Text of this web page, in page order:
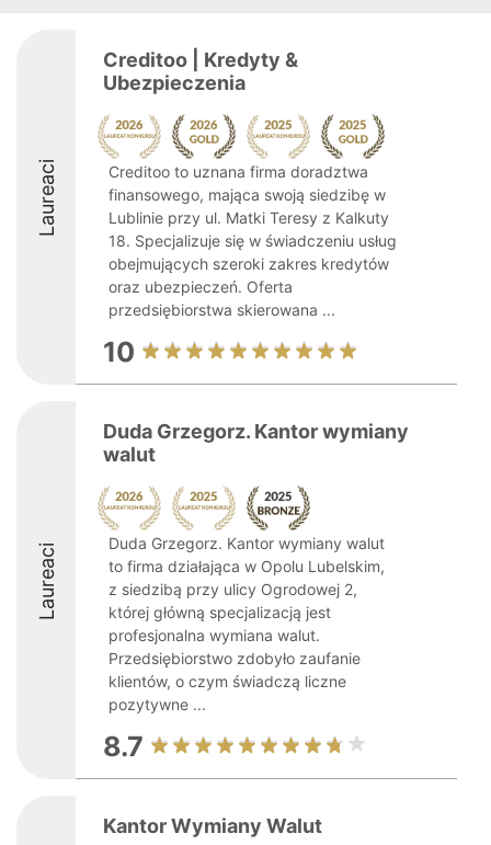
Laureaci
Creditoo | Kredyty &
Ubezpieczenia
Creditoo to uznana firma doradztwa
finansowego, mająca swoją siedzibę w
Lublinie przy ul. Matki Teresy z Kalkuty
18. Specjalizuje się w świadczeniu usług
obejmujących szeroki zakres kredytów
oraz ubezpieczeń. Oferta
przedsiębiorstwa skierowana ...
10
Laureaci
Duda Grzegorz. Kantor wymiany
walut
Duda Grzegorz. Kantor wymiany walut
to firma działająca w Opolu Lubelskim,
z siedzibą przy ulicy Ogrodowej 2,
której główną specjalizacją jest
profesjonalna wymiana walut.
Przedsiębiorstwo zdobyło zaufanie
klientów, o czym świadczą liczne
pozytywne ...
8.7
Kantor Wymiany Walut